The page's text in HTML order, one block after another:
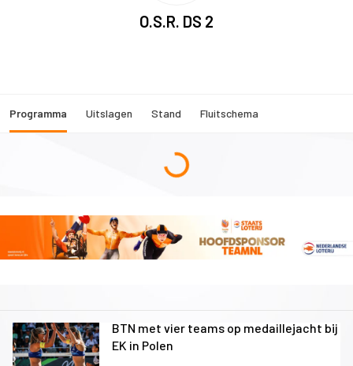
O.S.R. DS 2
Programma Uitslagen Stand Fluitschema
BTN met vier teams op medaillejacht bij
EK in Polen